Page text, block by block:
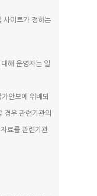
사이트가 정하는
해 운영자는 일
안보에 위배되
경우 관련기관의
료를 관련기관